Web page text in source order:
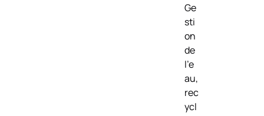
Ge
sti
on
de
l’e
au,
rec
ycl